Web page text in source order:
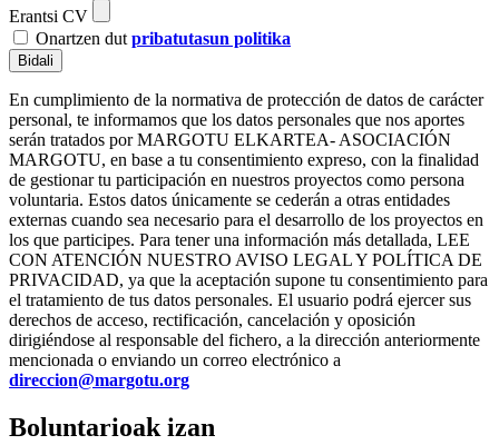
Erantsi CV
Onartzen dut pribatutasun politika
Bidali
En cumplimiento de la normativa de protección de datos de carácter
personal, te informamos que los datos personales que nos aportes
serán tratados por MARGOTU ELKARTEA- ASOCIACIÓN
MARGOTU, en base a tu consentimiento expreso, con la finalidad
de gestionar tu participación en nuestros proyectos como persona
voluntaria. Estos datos únicamente se cederán a otras entidades
externas cuando sea necesario para el desarrollo de los proyectos en
los que participes. Para tener una información más detallada, LEE
CON ATENCIÓN NUESTRO AVISO LEGAL Y POLÍTICA DE
PRIVACIDAD, ya que la aceptación supone tu consentimiento para
el tratamiento de tus datos personales. El usuario podrá ejercer sus
derechos de acceso, rectificación, cancelación y oposición
dirigiéndose al responsable del fichero, a la dirección anteriormente
mencionada o enviando un correo electrónico a
direccion@margotu.org
Boluntarioak izan